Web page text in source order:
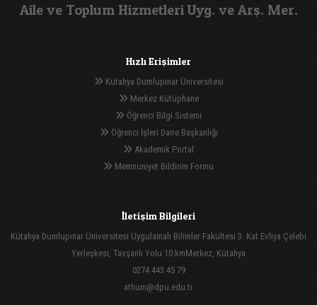
Aile ve Toplum Hizmetleri Uyg. ve Arş. Mer.
Hızlı Erişimler
Kütahya Dumlupınar Üniversitesi
Merkez Kütüphane
Öğrenci Bilgi Sistemi
Öğrenci İşleri Daire Başkanlığı
Akademik Portal
Memnuniyet Bildirim Formu
İletişim Bilgileri
Kütahya Dumlupınar Üniversitesi Uygulamalı Bilimler Fakültesi 3. Kat Evliya Çelebi
Yerleşkesi, Tavşanlı Yolu 10.kmMerkez, Kütahya
0274 443 45 79
athum@dpu.edu.tr